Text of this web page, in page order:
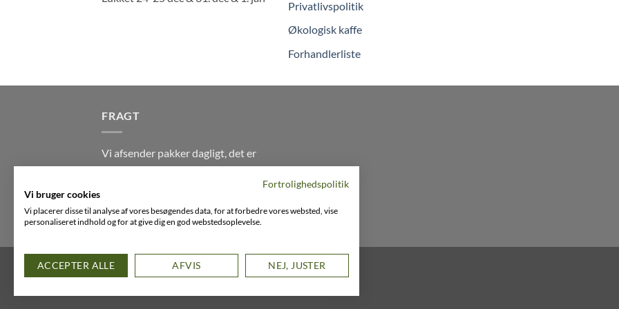
Privatlivspolitik
Økologisk kaffe
Forhandlerliste
FRAGT
Vi afsender pakker dagligt, det er
din garanti for stabil levering
Husk der er fri levering på alle
ordre over DKK395
FACEBOOK INSTAGRAM
Fortrolighedspolitik
Vi bruger cookies
Vi placerer disse til analyse af vores besøgendes data, for at forbedre vores websted, vise
personaliseret indhold og for at give dig en god webstedsoplevelse.
ACCEPTER ALLE AFVIS NEJ, JUSTER